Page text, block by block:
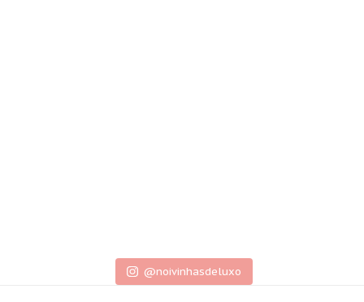
@noivinhasdeluxo